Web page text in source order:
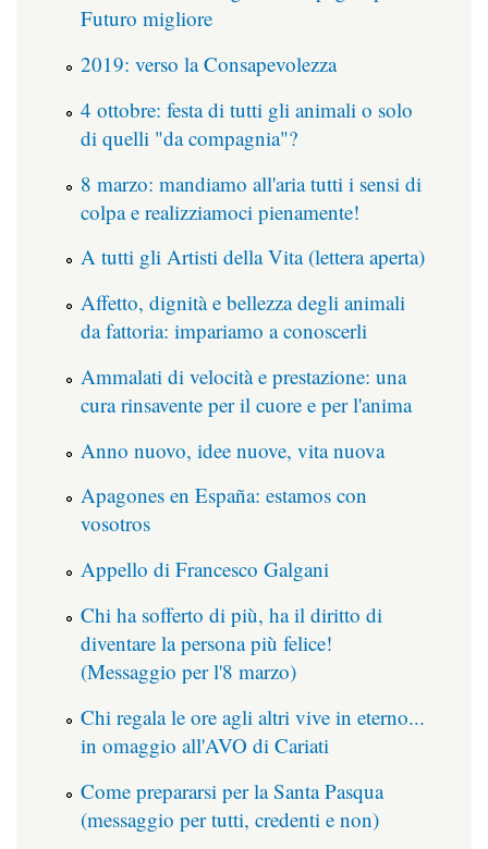
Futuro migliore
2019: verso la Consapevolezza
4 ottobre: festa di tutti gli animali o solo
di quelli "da compagnia"?
8 marzo: mandiamo all'aria tutti i sensi di
colpa e realizziamoci pienamente!
A tutti gli Artisti della Vita (lettera aperta)
Affetto, dignità e bellezza degli animali
da fattoria: impariamo a conoscerli
Ammalati di velocità e prestazione: una
cura rinsavente per il cuore e per l'anima
Anno nuovo, idee nuove, vita nuova
Apagones en España: estamos con
vosotros
Appello di Francesco Galgani
Chi ha sofferto di più, ha il diritto di
diventare la persona più felice!
(Messaggio per l'8 marzo)
Chi regala le ore agli altri vive in eterno...
in omaggio all'AVO di Cariati
Come prepararsi per la Santa Pasqua
(messaggio per tutti, credenti e non)